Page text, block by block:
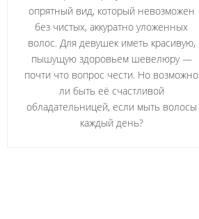
опрятный вид, который невозможен
без чистых, аккуратно уложенных
волос. Для девушек иметь красивую,
пышущую здоровьем шевелюру —
почти что вопрос чести. Но возможно
ли быть её счастливой
обладательницей, если мыть волосы
каждый день?